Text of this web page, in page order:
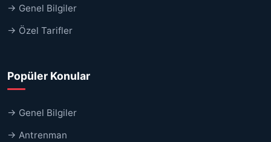
→ Genel Bilgiler
→ Özel Tarifler
Popüler Konular
→ Genel Bilgiler
→ Antrenman